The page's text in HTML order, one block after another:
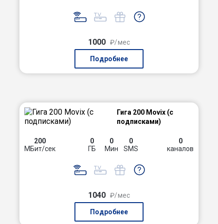
1000 ₽/мес
Подробнее
Гига 200 Movix (с
подписками)
200
МБит/сек
0
ГБ
0
Мин
0
SMS
0
каналов
1040 ₽/мес
Подробнее